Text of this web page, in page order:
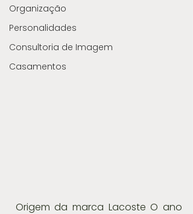
Organização
Personalidades
Consultoria de Imagem
Casamentos